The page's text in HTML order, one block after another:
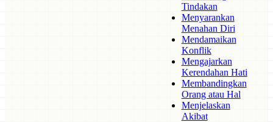
Tindakan
Menyarankan
Menahan Diri
Mendamaikan
Konflik
Mengajarkan
Kerendahan Hati
Membandingkan
Orang atau Hal
Menjelaskan
Akibat